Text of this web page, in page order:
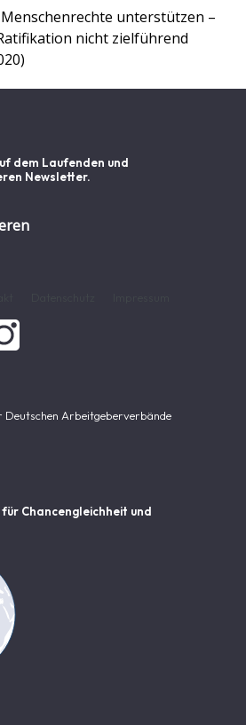
unterstützen –
nicht zielführend
dem Laufenden und
Newsletter.
Deutschen Arbeitgeberverbände
Chancen­gleichheit und